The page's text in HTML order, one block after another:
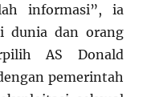
informasi”, ia
dunia dan orang
AS Donald
pemerintah